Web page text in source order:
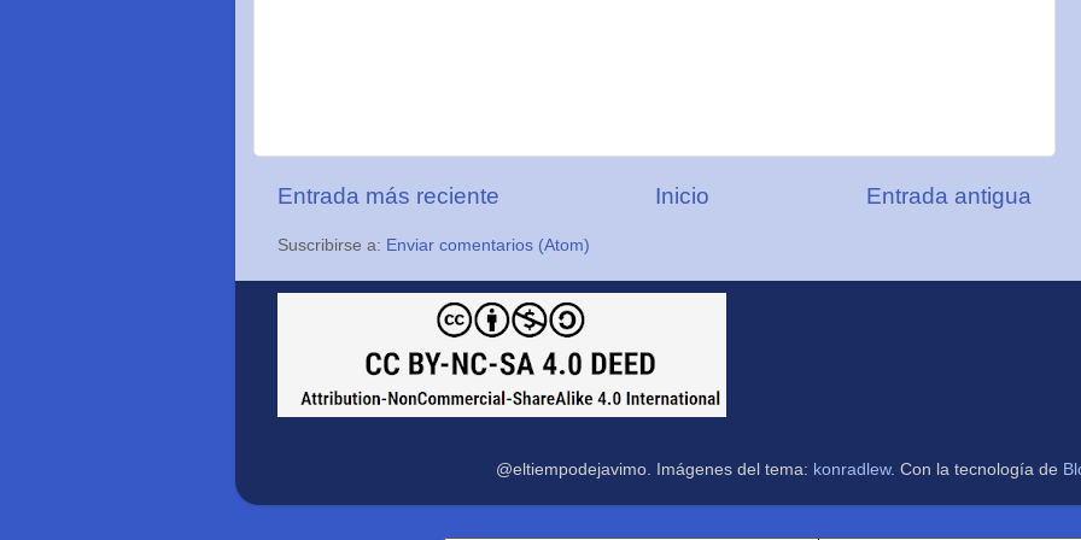
Entrada más reciente Entrada antigua
Inicio
Suscribirse a: Enviar comentarios (Atom)
@eltiempodejavimo. Imágenes del tema: konradlew. Con la tecnología de